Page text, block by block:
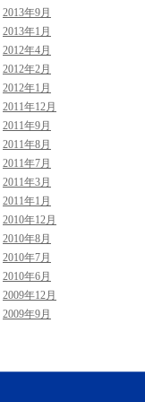
2013年9月
2013年1月
2012年4月
2012年2月
2012年1月
2011年12月
2011年9月
2011年8月
2011年7月
2011年3月
2011年1月
2010年12月
2010年8月
2010年7月
2010年6月
2009年12月
2009年9月